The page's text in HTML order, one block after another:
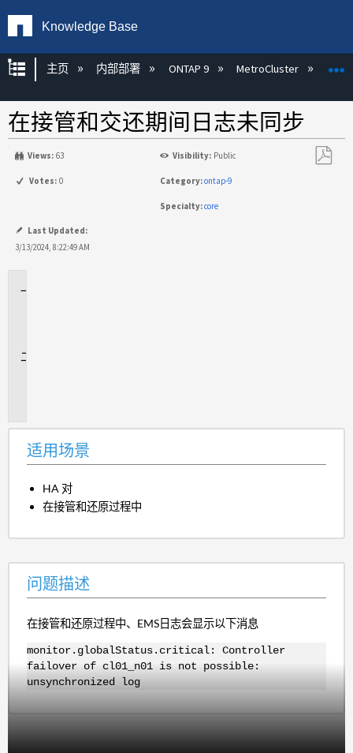
Knowledge Base
扩展/隐缩全局层次
主页 内部部署 ONTAP 9 MetroCluster
在接管和交还期间日志未同步
Views: 63 Visibility: Public
Votes: 0 Category:ontap-9
Specialty:core
Last Updated:
3/13/2024, 8:22:49 AM
适用场景
HA 对
在接管和还原过程中
问题描述
在接管和还原过程中、EMS日志会显示以下消息
monitor.globalStatus.critical: Controller
failover of cl01_n01 is not possible:
unsynchronized log